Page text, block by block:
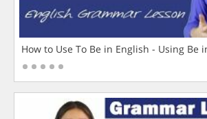
How to Use To Be in English - Using Be